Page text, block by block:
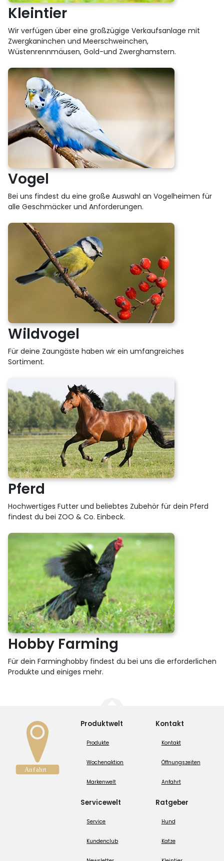
Kleintier
Wir verfügen über eine großzügige Verkaufsanlage mit
Zwergkaninchen und Meerschweinchen,
Wüstenrennmäusen, Gold-und Zwerghamstern.
Vogel
Bei uns findest du eine große Auswahl an Vogelheimen für
alle Geschmäcker und Anforderungen.
Wildvogel
Für deine Zaungäste haben wir ein umfangreiches
Sortiment.
Pferd
Hochwertiges Futter und beliebtes Zubehör für dein Pferd
findest du bei ZOO & Co. Einbeck.
Hobby Farming
Für dein Farminghobby findest du bei uns die erforderlichen
Produkte und einiges mehr.
Produktwelt
Produkte
Wochenaktion
Markenwelt
Servicewelt
Service
Kundenclub
Kontakt
Kontakt
Öffnungszeiten
Anfahrt
Ratgeber
Hund
Katze